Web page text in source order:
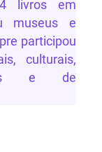
livros em
museus e
participou
culturais,
e de